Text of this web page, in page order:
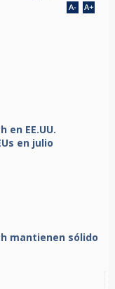
en EE.UU.
en julio
mantienen sólido